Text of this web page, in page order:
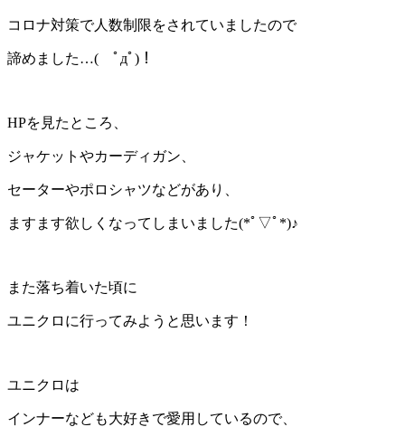
コロナ対策で人数制限をされていましたので
諦めました…( ﾟдﾟ)！
HPを見たところ、
ジャケットやカーディガン、
セーターやポロシャツなどがあり、
ますます欲しくなってしまいました(*ﾟ▽ﾟ*)♪
また落ち着いた頃に
ユニクロに行ってみようと思います！
ユニクロは
インナーなども大好きで愛用しているので、